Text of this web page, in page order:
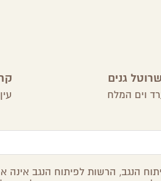
גנים
וים המלח
הנגב, הרשות לפיתוח הנגב אינה